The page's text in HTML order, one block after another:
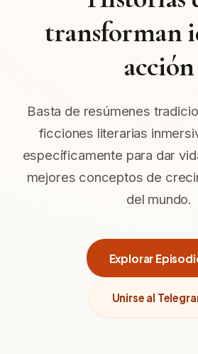
transforman
acción
Basta de resúmenes
ficciones literarias
específicamente para dar
mejores conceptos de
del mundo.
Explorar
Unirse al